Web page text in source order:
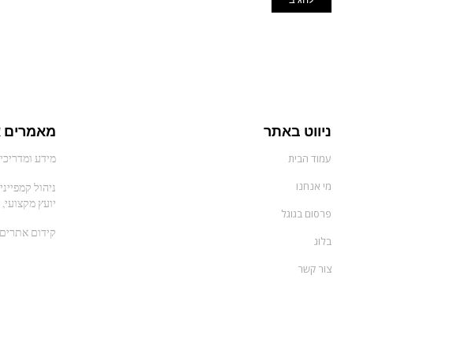
מאמרים
מידע
ניהול
יועץ
קידום
ניווט באתר
עמוד הבית
מי אנחנו
פרסום בגוגל
בלוג
צור קשר